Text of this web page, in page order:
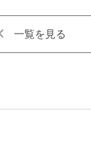
一覧を見る